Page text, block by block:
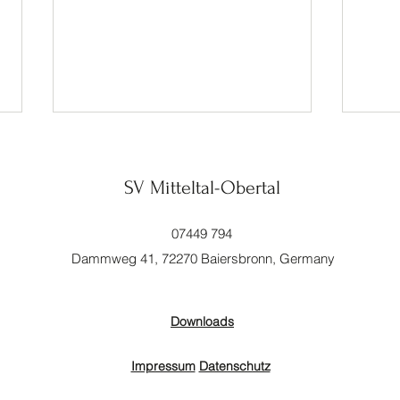
SV Mitteltal-Obertal
Dammweg 41, 72270 Baiersbronn, Germany
07449 794
Downloads
Impressum Datenschutz